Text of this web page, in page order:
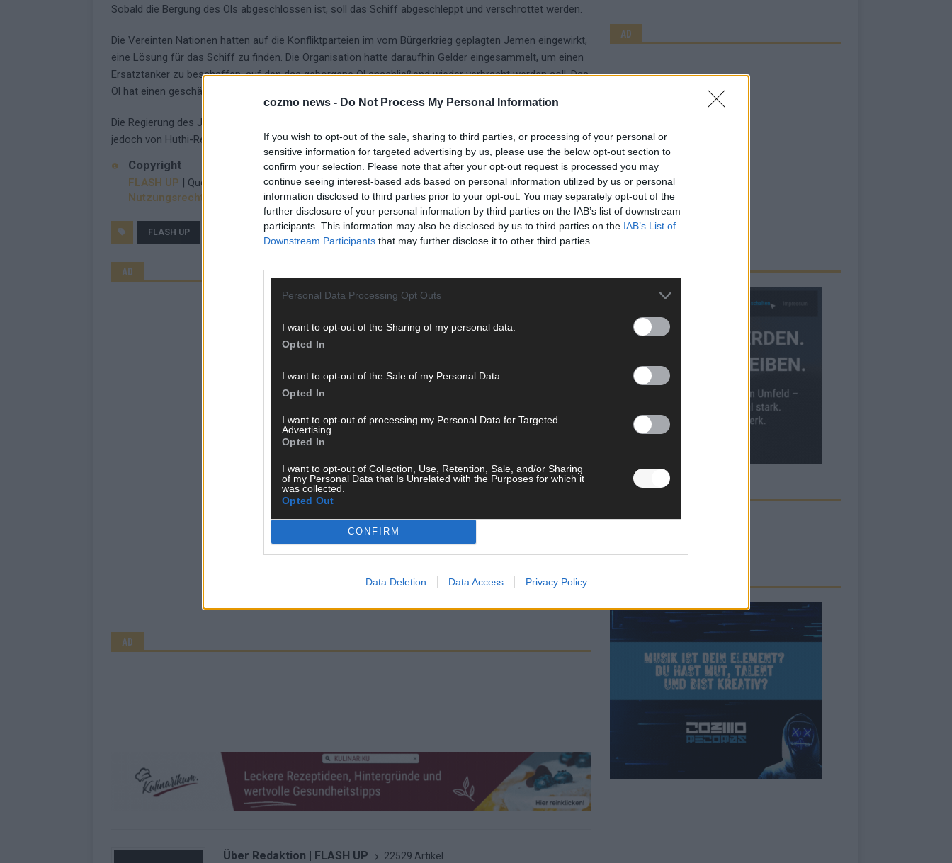
cozmo news - Do Not Process My Personal Information
If you wish to opt-out of the sale, sharing to third parties, or processing of your personal or
sensitive information for targeted advertising by us, please use the below opt-out section to
confirm your selection. Please note that after your opt-out request is processed you may
continue seeing interest-based ads based on personal information utilized by us or personal
information disclosed to third parties prior to your opt-out. You may separately opt-out of the
further disclosure of your personal information by third parties on the IAB’s list of downstream
participants. This information may also be disclosed by us to third parties on the IAB’s List of
Downstream Participants that may further disclose it to other third parties.
Personal Data Processing Opt Outs
I want to opt-out of the Sharing of my personal data.
Opted In
I want to opt-out of the Sale of my Personal Data.
Opted In
I want to opt-out of processing my Personal Data for Targeted
Advertising.
Opted In
I want to opt-out of Collection, Use, Retention, Sale, and/or Sharing
of my Personal Data that Is Unrelated with the Purposes for which it
was collected.
Opted Out
CONFIRM
Data Deletion Data Access Privacy Policy
Sobald die Bergung des Öls abgeschlossen ist, soll das Schiff abgeschleppt und verschrottet werden.
Die Vereinten Nationen hatten auf die Konfliktparteien im vom Bürgerkrieg geplagten Jemen eingewirkt,
eine Lösung für das Schiff zu finden. Die Organisation hatte daraufhin Gelder eingesammelt, um einen
Ersatztanker zu beschaffen, auf den das geborgene Öl anschließend wieder verbracht werden soll. Das
Öl hat einen geschätzten Wert von rund 80 Millionen Euro.
Die Regierung des Jemen beansprucht das Öl für sich, das Küstengebiet in der Nähe des Tankers wird
jedoch von Huthi-Rebellen kontrolliert.
Copyright
FLASH UP | Quelle: dts Nachrichtenagentur
Nutzungsrechte erwerben?
FLASH UP KÜSTE ÖL ÖLKATASTROPHE TANKER
AD
AD
Über Redaktion | FLASH UP 22529 Artikel
AD
CHECK UNS AUF FACEBOOK